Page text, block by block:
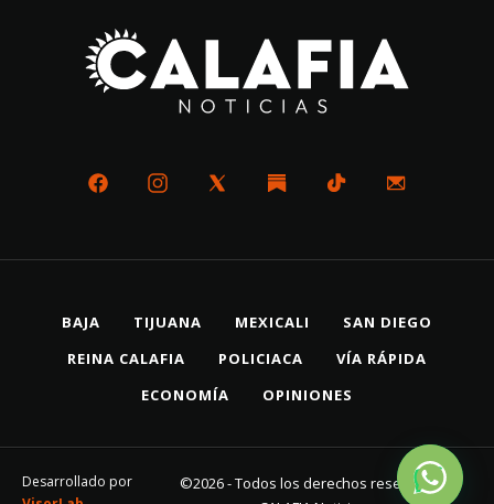
BAJA TIJUANA MEXICALI
SAN DIEGO
REINA CALAFIA
POLICIACA
VÍA RÁPIDA
ECONOMÍA
OPINIONES
Desarrollado por
©2026 - Todos los derechos reservados